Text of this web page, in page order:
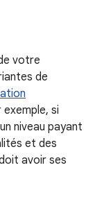
votre
de
si
niveau payant
et des
avoir ses